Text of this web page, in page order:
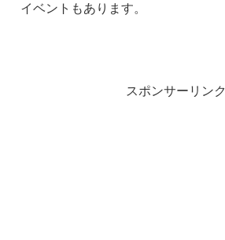
イベントもあります。
スポンサーリンク